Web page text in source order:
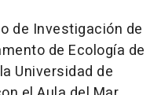
de Investigación de
de Ecología de
Universidad de